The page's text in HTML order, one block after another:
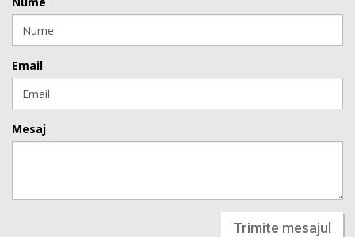
Email
Mesaj
Trimite mesajul